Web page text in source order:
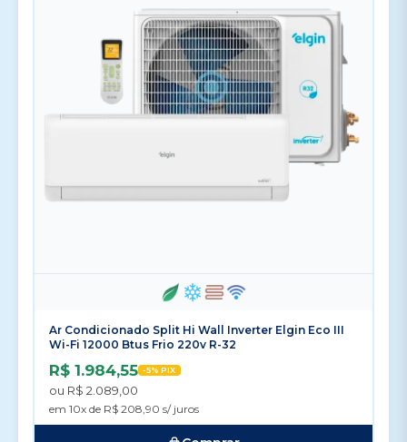
Ar Condicionado Split Hi Wall Inverter Elgin Eco III
Wi-Fi 12000 Btus Frio 220v R-32
R$ 1.984,55 -5% PIX
ou R$ 2.089,00
em 10x de R$ 208,90 s/ juros